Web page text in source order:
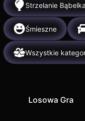
Strzelanie
Śmieszne
Wszystkie
Losowa Gra